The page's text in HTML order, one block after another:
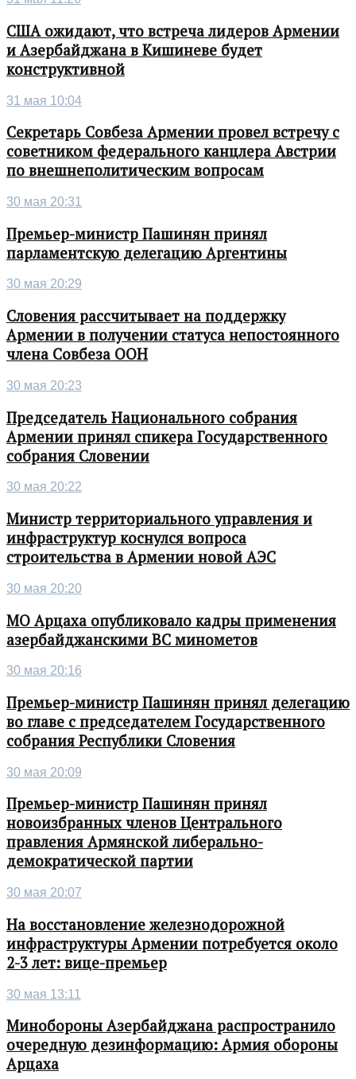
США ожидают, что встреча лидеров Армении
и Азербайджана в Кишиневе будет
конструктивной
31 мая 10:04
Секретарь Совбеза Армении провел встречу с
советником федерального канцлера Австрии
по внешнеполитическим вопросам
30 мая 20:31
Премьер-министр Пашинян принял
парламентскую делегацию Аргентины
30 мая 20:29
Словения рассчитывает на поддержку
Армении в получении статуса непостоянного
члена Совбеза ООН
30 мая 20:23
Председатель Национального собрания
Армении принял спикера Государственного
собрания Словении
30 мая 20:22
Министр территориального управления и
инфраструктур коснулся вопроса
строительства в Армении новой АЭС
30 мая 20:20
МО Арцаха опубликовало кадры применения
азербайджанскими ВС минометов
30 мая 20:16
Премьер-министр Пашинян принял делегацию
во главе с председателем Государственного
собрания Республики Словения
30 мая 20:09
Премьер-министр Пашинян принял
новоизбранных членов Центрального
правления Армянской либерально-
демократической партии
30 мая 20:07
На восстановление железнодорожной
инфраструктуры Армении потребуется около
2-3 лет: вице-премьер
30 мая 13:11
Минобороны Азербайджана распространило
очередную дезинформацию: Армия обороны
Арцаха